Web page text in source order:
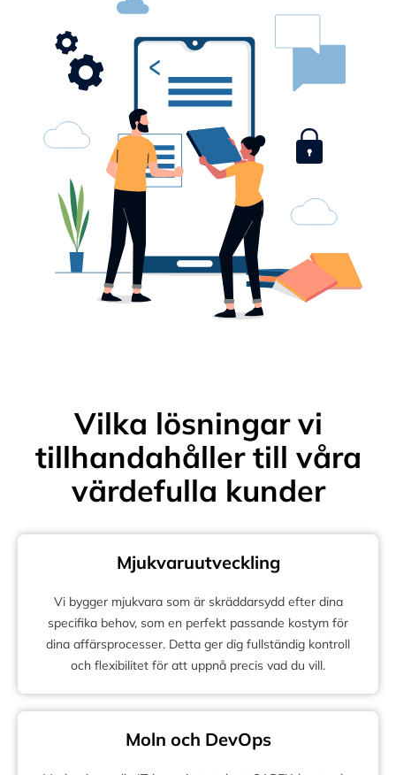
Vilka lösningar vi
tillhandahåller till våra
värdefulla kunder
Mjukvaruutveckling
Vi bygger mjukvara som är skräddarsydd efter dina
specifika behov, som en perfekt passande kostym för
dina affärsprocesser. Detta ger dig fullständig kontroll
och flexibilitet för att uppnå precis vad du vill.
Moln och DevOps